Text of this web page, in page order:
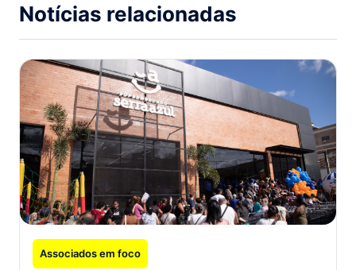
Notícias relacionadas
Associados em foco